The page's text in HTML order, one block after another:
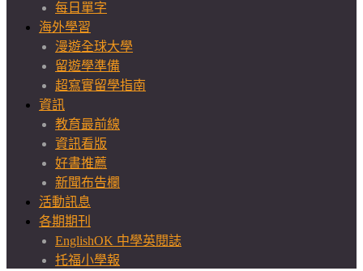
每日單字
海外學習
漫遊全球大學
留遊學準備
超寫實留學指南
資訊
教育最前線
資訊看版
好書推薦
新聞布告欄
活動訊息
各期期刊
EnglishOK 中學英閱誌
托福小學報